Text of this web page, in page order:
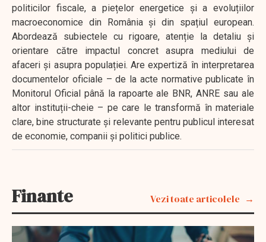
politicilor fiscale, a piețelor energetice și a evoluțiilor
macroeconomice din România și din spațiul european.
Abordează subiectele cu rigoare, atenție la detaliu și
orientare către impactul concret asupra mediului de
afaceri și asupra populației. Are expertiză în interpretarea
documentelor oficiale – de la acte normative publicate în
Monitorul Oficial până la rapoarte ale BNR, ANRE sau ale
altor instituții-cheie – pe care le transformă în materiale
clare, bine structurate și relevante pentru publicul interesat
de economie, companii și politici publice.
Finante Vezi toate articolele